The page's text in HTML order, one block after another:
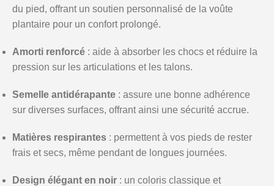
du pied, offrant un soutien personnalisé de la voûte
plantaire pour un confort prolongé.
Amorti renforcé : aide à absorber les chocs et réduire la
pression sur les articulations et les talons.
Semelle antidérapante : assure une bonne adhérence
sur diverses surfaces, offrant ainsi une sécurité accrue.
Matières respirantes : permettent à vos pieds de rester
frais et secs, même pendant de longues journées.
Design élégant en noir : un coloris classique et